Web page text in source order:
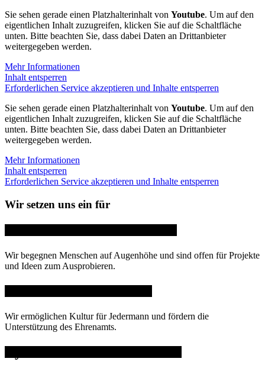
Sie sehen gerade einen Platzhalterinhalt von Youtube. Um auf den
eigentlichen Inhalt zuzugreifen, klicken Sie auf die Schaltfläche
unten. Bitte beachten Sie, dass dabei Daten an Drittanbieter
weitergegeben werden.
Mehr Informationen
Inhalt entsperren
Erforderlichen Service akzeptieren und Inhalte entsperren
Sie sehen gerade einen Platzhalterinhalt von Youtube. Um auf den
eigentlichen Inhalt zuzugreifen, klicken Sie auf die Schaltfläche
unten. Bitte beachten Sie, dass dabei Daten an Drittanbieter
weitergegeben werden.
Mehr Informationen
Inhalt entsperren
Erforderlichen Service akzeptieren und Inhalte entsperren
Wir setzen uns ein für
Wir begegnen Menschen auf Augenhöhe und sind offen für Projekte
und Ideen zum Ausprobieren.
Wir ermöglichen Kultur für Jedermann und fördern die
Unterstützung des Ehrenamts.